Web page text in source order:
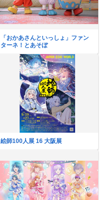
「おかあさんといっしょ」ファン
ターネ！とあそぼ
絵師100人展 16 大阪展